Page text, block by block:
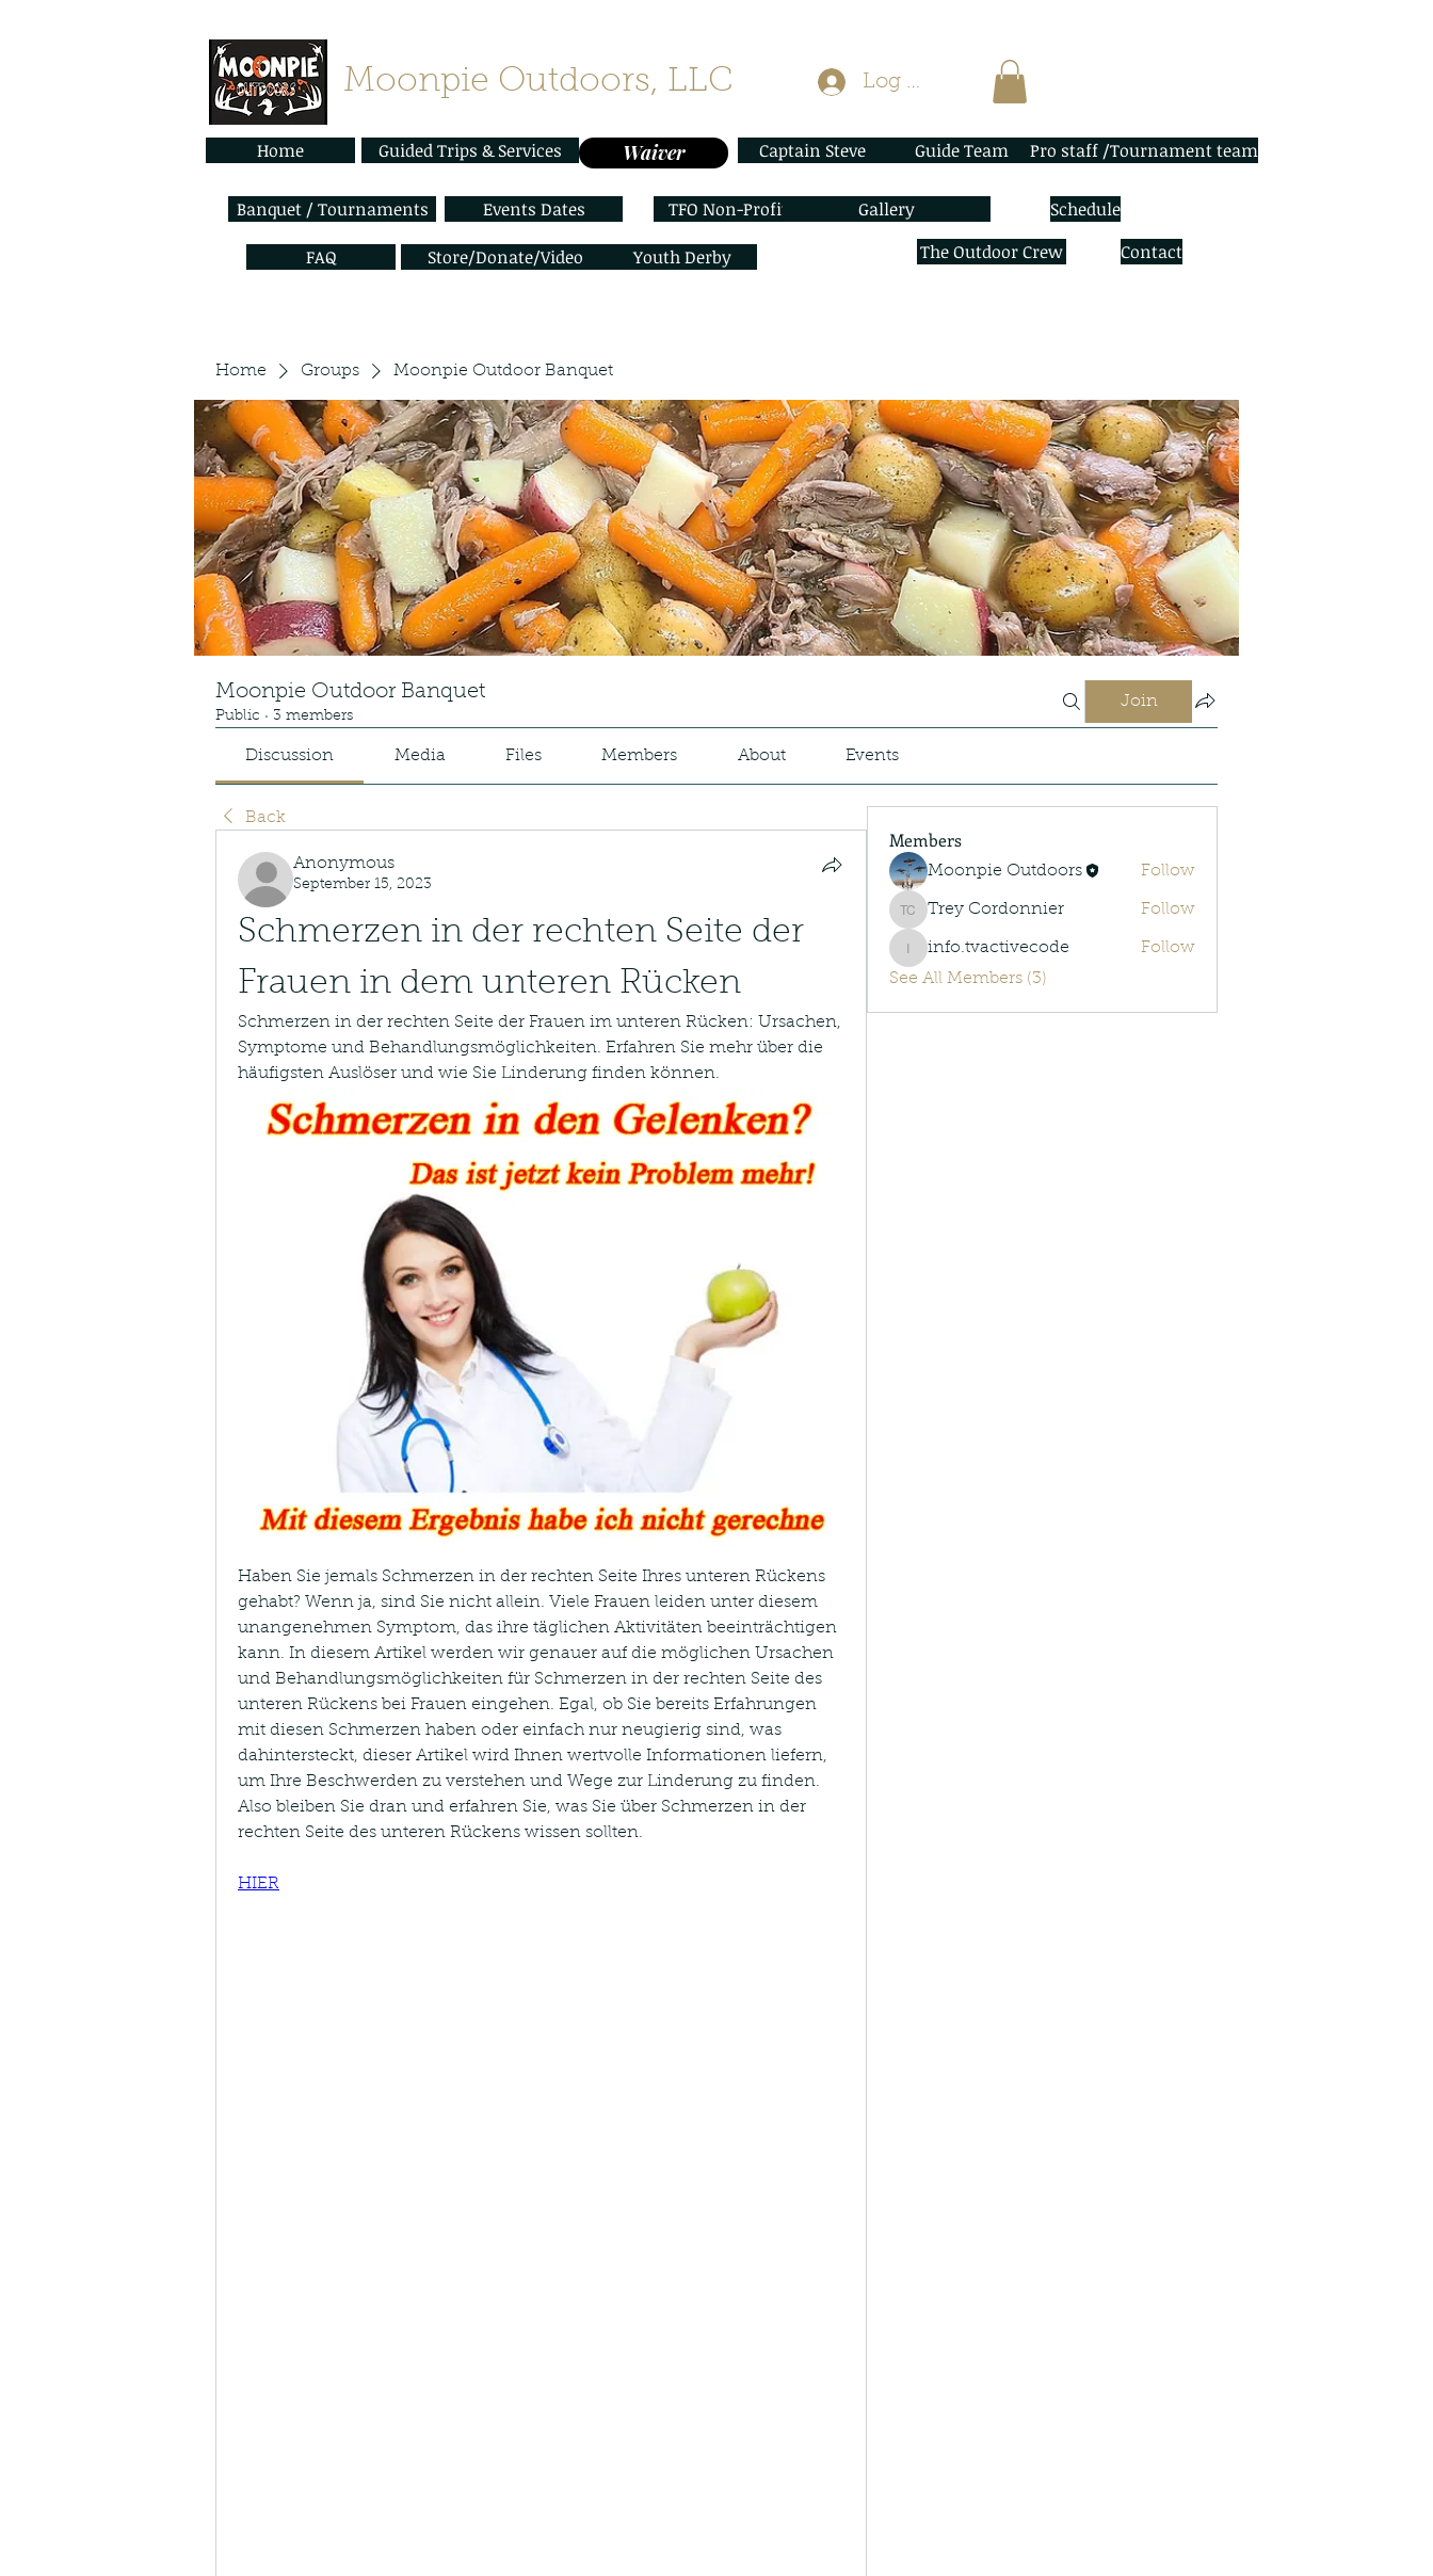
Moonpie Outdoors, LLC
Home Guided Trips & Services Waiver
Log In
Captain Steve Guide Team Pro staff /Tournament team
Banquet / Tournaments Events Dates TFO Non-Profit Gallery Schedule
FAQ Store/Donate/Video Youth Derby The Outdoor Crew Contact
Home Groups Moonpie Outdoor Banquet
Moonpie Outdoor Banquet
Public · 3 members
Join
Discussion Media Files Members About Events
Back
Anonymous
September 15, 2023
Schmerzen in der rechten Seite der
Frauen in dem unteren Rücken
Schmerzen in der rechten Seite der Frauen im unteren Rücken: Ursachen,
Symptome und Behandlungsmöglichkeiten. Erfahren Sie mehr über die
häufigsten Auslöser und wie Sie Linderung finden können.
Haben Sie jemals Schmerzen in der rechten Seite Ihres unteren Rückens
gehabt? Wenn ja, sind Sie nicht allein. Viele Frauen leiden unter diesem
unangenehmen Symptom, das ihre täglichen Aktivitäten beeinträchtigen
kann. In diesem Artikel werden wir genauer auf die möglichen Ursachen
und Behandlungsmöglichkeiten für Schmerzen in der rechten Seite des
unteren Rückens bei Frauen eingehen. Egal, ob Sie bereits Erfahrungen
mit diesen Schmerzen haben oder einfach nur neugierig sind, was
dahintersteckt, dieser Artikel wird Ihnen wertvolle Informationen liefern,
um Ihre Beschwerden zu verstehen und Wege zur Linderung zu finden.
Also bleiben Sie dran und erfahren Sie, was Sie über Schmerzen in der
rechten Seite des unteren Rückens wissen sollten.
HIER
Members
Moonpie Outdoors Follow
Trey Cordonnier
Trey Cordonnier Follow
info.tvactivecode
info.tvactivecode
Follow
See All Members (3)